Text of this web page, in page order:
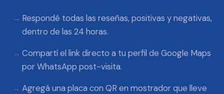
Respondé todas las reseñas, positivas y negativas,
dentro de las 24 horas.
Compartí el link directo a tu perfil de Google Maps
por WhatsApp post-visita.
Agregá una placa con QR en mostrador que lleve